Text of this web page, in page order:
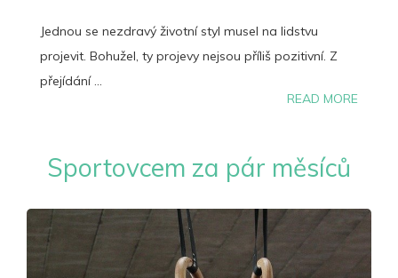
Jednou se nezdravý životní styl musel na lidstvu
projevit. Bohužel, ty projevy nejsou příliš pozitivní. Z
přejídání ...
READ MORE
Sportovcem za pár měsíců